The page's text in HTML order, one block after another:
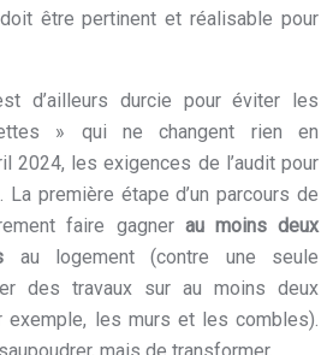
être pertinent et réalisable pour
d’ailleurs durcie pour éviter les
» qui ne changent rien en
2024, les exigences de l’audit pour
première étape d’un parcours de
faire gagner au moins deux
au logement (contre une seule
des travaux sur au moins deux
exemple, les murs et les combles).
mais de transformer.